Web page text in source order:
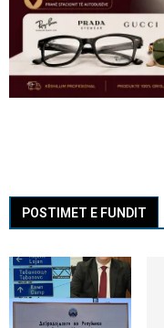
POSTIMET E FUNDIT